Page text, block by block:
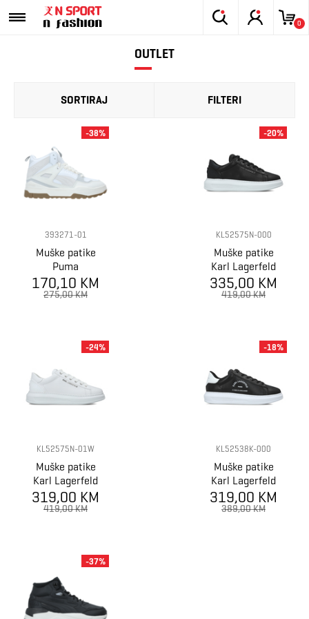
0
OUTLET
SORTIRAJ FILTERI
393271-01
Muške patike
Puma
Slipstream Hi
Xtreme
170,10 KM
275,00 KM
-38%
KL52575N-000
Muške patike
Karl Lagerfeld
Kapri Mens Karl
Nft Kounter
335,00 KM
419,00 KM
-20%
KL52575N-01W
Muške patike
Karl Lagerfeld
Kapri Mens Karl
Nft Kounter
319,00 KM
419,00 KM
-24%
KL52538K-000
Muške patike
Karl Lagerfeld
Kapri Mens
Maison Karl
319,00 KM
389,00 KM
-18%
-37%